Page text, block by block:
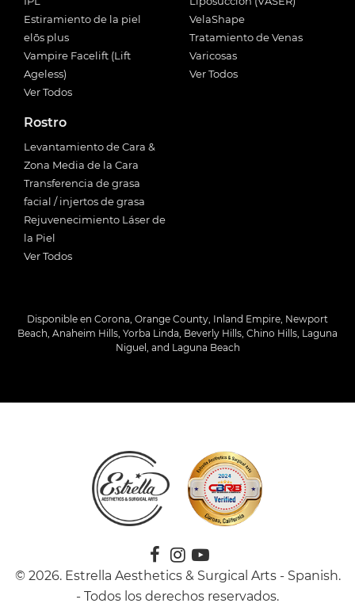
Estiramiento de la piel
elōs plus
Vampire Facelift (Lift
Ageless)
Ver Todos
VelaShape
Tratamiento de Venas
Varicosas
Ver Todos
Rostro
Levantamiento de Cara &
Zona Media de la Cara
Transferencia de grasa
facial / injertos de grasa
Rejuvenecimiento Láser de
la Piel
Ver Todos
Disponible en Corona, Orange County, Inland Empire, Newport
Beach, Anaheim Hills, Yorba Linda, Beverly Hills, Chino Hills, Laguna
Niguel, and Laguna Beach
© 2026. Estrella Aesthetics & Surgical Arts - Spanish.
- Todos los derechos reservados.